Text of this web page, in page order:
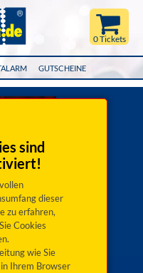
GUTSCHEINE
0 Tickets
sind
dieser
zu erfahren,
Cookies
wie Sie
Ihrem Browser